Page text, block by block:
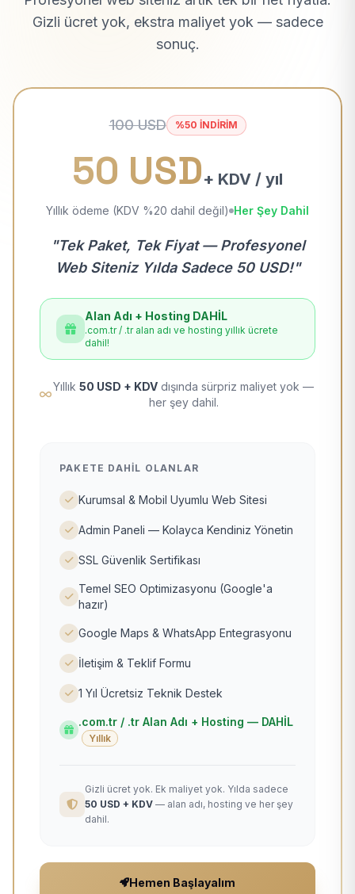
Gizli ücret yok, ekstra maliyet yok — sadece
sonuç.
100 USD %50 İNDİRİM
50 USD+ KDV / yıl
Yıllık ödeme (KDV %20 dahil değil) Her Şey Dahil
"Tek Paket, Tek Fiyat — Profesyonel
Web Siteniz Yılda Sadece 50 USD!"
Alan Adı + Hosting DAHİL
.com.tr / .tr alan adı ve hosting yıllık ücrete
dahil!
Yıllık 50 USD + KDV dışında sürpriz maliyet yok —
her şey dahil.
PAKETE DAHIL OLANLAR
Kurumsal & Mobil Uyumlu Web Sitesi
Admin Paneli — Kolayca Kendiniz Yönetin
SSL Güvenlik Sertifikası
Temel SEO Optimizasyonu (Google'a
hazır)
Google Maps & WhatsApp Entegrasyonu
İletişim & Teklif Formu
1 Yıl Ücretsiz Teknik Destek
.com.tr / .tr Alan Adı + Hosting — DAHİL
Yıllık
Gizli ücret yok. Ek maliyet yok. Yılda sadece
50 USD + KDV — alan adı, hosting ve her şey
dahil.
Hemen Başlayalım